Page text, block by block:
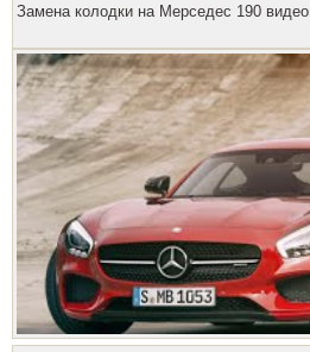
Замена колодки на Мерседес 190 видео